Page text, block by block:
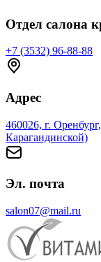
Отдел салона
+7 (3532) 96-88-88
Адрес
460026, г.
Карагандинской)
Эл. почта
salon07@mail.ru